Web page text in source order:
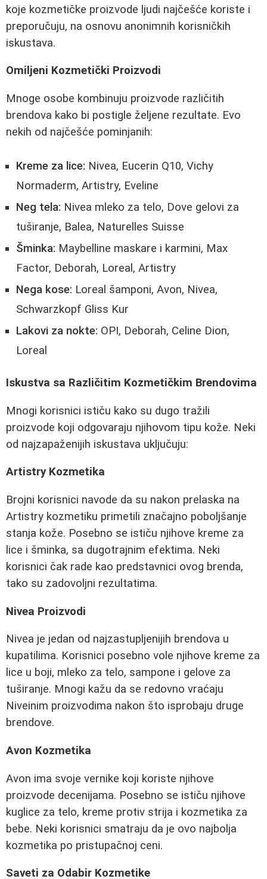
koje kozmetičke proizvode ljudi najčešće koriste i
preporučuju, na osnovu anonimnih korisničkih
iskustava.
Omiljeni Kozmetički Proizvodi
Mnoge osobe kombinuju proizvode različitih
brendova kako bi postigle željene rezultate. Evo
nekih od najčešće pominjanih:
Kreme za lice: Nivea, Eucerin Q10, Vichy
Normaderm, Artistry, Eveline
Neg tela: Nivea mleko za telo, Dove gelovi za
tuširanje, Balea, Naturelles Suisse
Šminka: Maybelline maskare i karmini, Max
Factor, Deborah, Loreal, Artistry
Nega kose: Loreal šamponi, Avon, Nivea,
Schwarzkopf Gliss Kur
Lakovi za nokte: OPI, Deborah, Celine Dion,
Loreal
Iskustva sa Različitim Kozmetičkim Brendovima
Mnogi korisnici ističu kako su dugo tražili
proizvode koji odgovaraju njihovom tipu kože. Neki
od najzapaženijih iskustava uključuju:
Artistry Kozmetika
Brojni korisnici navode da su nakon prelaska na
Artistry kozmetiku primetili značajno poboljšanje
stanja kože. Posebno se ističu njihove kreme za
lice i šminka, sa dugotrajnim efektima. Neki
korisnici čak rade kao predstavnici ovog brenda,
tako su zadovoljni rezultatima.
Nivea Proizvodi
Nivea je jedan od najzastupljenijih brendova u
kupatilima. Korisnici posebno vole njihove kreme za
lice u boji, mleko za telo, sampone i gelove za
tuširanje. Mnogi kažu da se redovno vraćaju
Niveinim proizvodima nakon što isprobaju druge
brendove.
Avon Kozmetika
Avon ima svoje vernike koji koriste njihove
proizvode decenijama. Posebno se ističu njihove
kuglice za telo, kreme protiv strija i kozmetika za
bebe. Neki korisnici smatraju da je ovo najbolja
kozmetika po pristupačnoj ceni.
Saveti za Odabir Kozmetike